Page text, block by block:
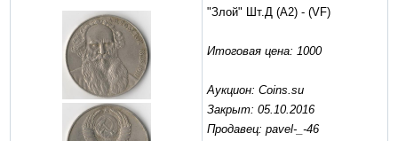
"Злой" Шт.Д (А2) - (VF)
Итоговая цена: 1000
Аукцион: Coins.su
Закрыт: 05.10.2016
Продавец: pavel-_-46